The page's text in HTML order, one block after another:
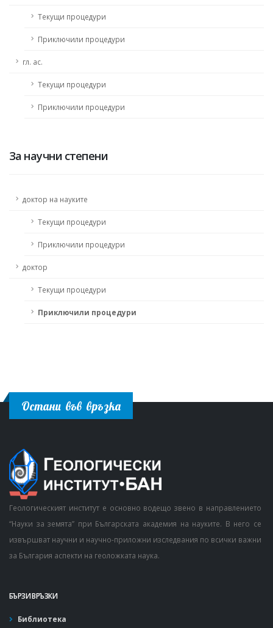
Текущи процедури
Приключили процедури
гл. ас.
Текущи процедури
Приключили процедури
За научни степени
доктор на науките
Текущи процедури
Приключили процедури
доктор
Текущи процедури
Приключили процедури
Остани във връзка
Геологическият институт е основно водещо звено в направлението
“Науки за земята” при Българската академия на науките. В него се
извършват научни и научно-приложни изследвания по всички важни
за България аспекти на геоложката наука.
БЪРЗИ ВРЪЗКИ
Библиотека